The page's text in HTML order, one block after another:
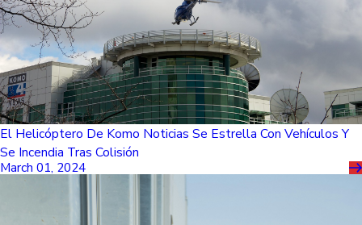
El Helicóptero De Komo Noticias Se Estrella Con Vehículos Y
Se Incendia Tras Colisión
March 01, 2024